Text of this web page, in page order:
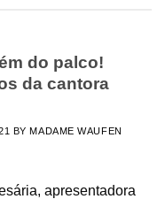
do palco!
da cantora
BYMADAME WAUFEN
apresentadora